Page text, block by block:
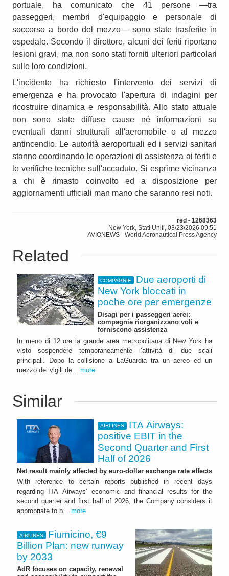
portuale, ha comunicato che 41 persone —tra
passeggeri, membri d'equipaggio e personale di
soccorso a bordo del mezzo— sono state trasferite in
ospedale. Secondo il direttore, alcuni dei feriti riportano
lesioni gravi, ma non sono stati forniti ulteriori particolari
sulle loro condizioni.
L'incidente ha richiesto l'intervento dei servizi di
emergenza e ha provocato l'apertura di indagini per
ricostruire dinamica e responsabilità. Allo stato attuale
non sono state diffuse cause né informazioni su
eventuali danni strutturali all'aeromobile o al mezzo
antincendio. Le autorità aeroportuali ed i servizi sanitari
stanno coordinando le operazioni di assistenza ai feriti e
le verifiche tecniche sull'accaduto. Si esprime vicinanza
a chi è rimasto coinvolto ed a disposizione per
aggiornamenti ufficiali man mano che saranno resi noti.
red - 1268363
New York, Stati Uniti, 03/23/2026 09:51
AVIONEWS - World Aeronautical Press Agency
Related
COMPAGNIE
Due aeroporti di
New York bloccati in
poche ore per emergenze
Disagi per i passeggeri aerei:
compagnie riorganizzano voli e
forniscono assistenza
In meno di 12 ore la grande area metropolitana di New York ha
visto sospendere temporaneamente l’attività di due scali
principali. Dopo la collisione a LaGuardia tra un aereo ed un
mezzo dei vigili de... more
Similar
AIRLINES
ITA Airways:
positive EBIT in the
Second Quarter and First
Half of 2026
Net result mainly affected by euro-dollar exchange rate effects
With reference to certain reports published in recent days
regarding ITA Airways’ economic and financial results for the
second quarter and first half of 2026, the Company considers it
appropriate to p... more
AIRLINES
Fiumicino, €9
Billion Plan: new runway
by 2033
AdR focuses on capacity, renewal